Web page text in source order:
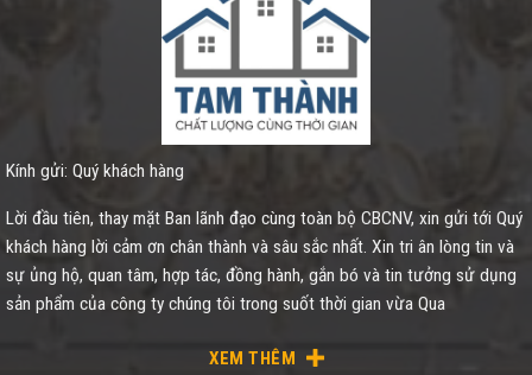
Kính gửi: Quý khách hàng
Lời đầu tiên, thay mặt Ban lãnh đạo cùng toàn bộ CBCNV, xin gửi tới Quý
khách hàng lời cảm ơn chân thành và sâu sắc nhất. Xin tri ân lòng tin và
sự ủng hộ, quan tâm, hợp tác, đồng hành, gắn bó và tin tưởng sử dụng
sản phẩm của công ty chúng tôi trong suốt thời gian vừa Qua
XEM THÊM